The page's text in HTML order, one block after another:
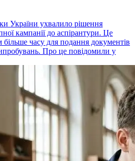
України ухвалило рішення
кампанії до аспірантури. Це
часу для подання документів
Про це повідомили у